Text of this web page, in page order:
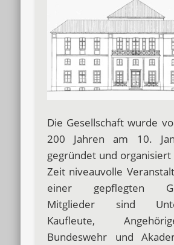
Die Gesellschaft wurde
200 Jahren am 10.
gegründet und
Zeit niveauvolle
einer gepflegten
Mitglieder sind
Kaufleute,
Bundeswehr und